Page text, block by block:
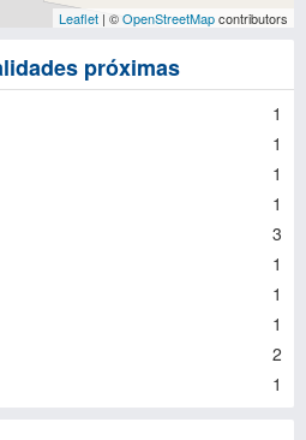
Leaflet | ©OpenStreetMapcontributors
próximas
1
1
1
1
3
1
1
1
2
1